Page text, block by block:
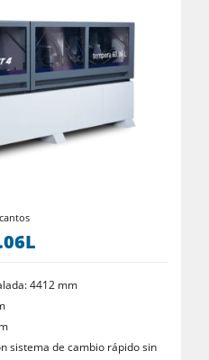
4412 mm
sistema de cambio rápido sin